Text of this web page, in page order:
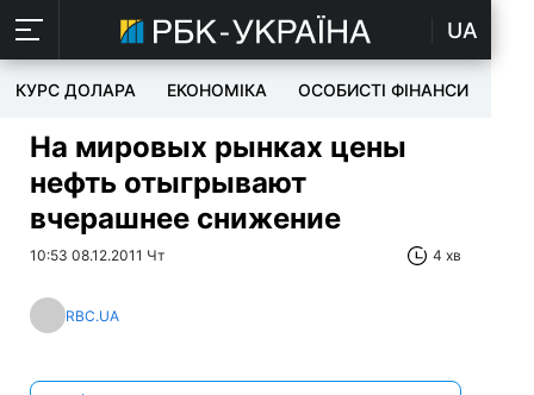
UA
КУРС ДОЛАРА ЕКОНОМІКА ОСОБИСТІ ФІНАНСИ
На мировых рынках цены
нефть отыгрывают
вчерашнее снижение
10:53 08.12.2011 Чт 4 хв
RBC.UA